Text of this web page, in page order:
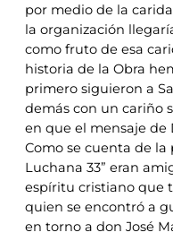
por medio de la
la organización
como fruto de esa
historia de la Obra
primero siguieron a
demás con un cariño
en que el mensaje de
Como se cuenta de la
Luchana 33” eran
espíritu cristiano que
quien se encontró a
en torno a don José